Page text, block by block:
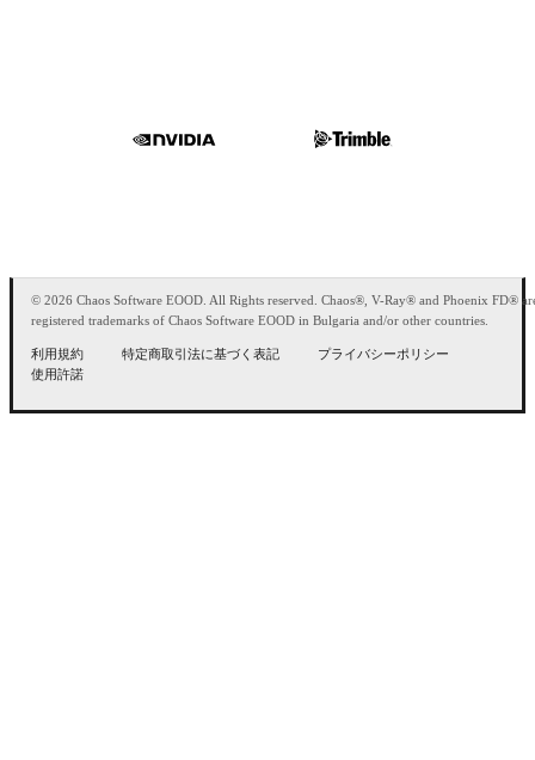
© 2026 Chaos Software EOOD. All Rights reserved. Chaos®, V-Ray® and Phoenix FD®
registered trademarks of Chaos Software EOOD in Bulgaria and/or other countries.
利用規約 特定商取引法に基づく表記
プライバシーポリシー
使用許諾